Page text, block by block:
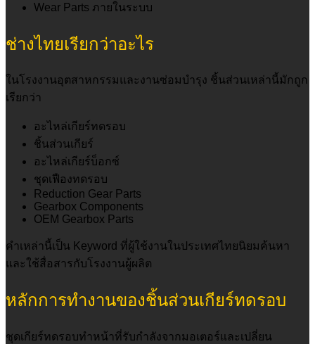
Wear Parts ภายในระบบ
ช่างไทยเรียกว่าอะไร
ในโรงงานอุตสาหกรรมและงานซ่อมบำรุง ชิ้นส่วนเหล่านี้มักถูก
เรียกว่า
อะไหล่เกียร์ทดรอบ
ชิ้นส่วนเกียร์
อะไหล่เกียร์บ็อกซ์
ชุดเฟืองทดรอบ
Reduction Gear Parts
Gearbox Components
OEM Gearbox Parts
คำเหล่านี้เป็น Keyword ที่ผู้ใช้งานในประเทศไทยนิยมค้นหา
และใช้สื่อสารกับโรงงานผู้ผลิต
หลักการทำงานของชิ้นส่วนเกียร์ทดรอบ
ชุดเกียร์ทดรอบทำหน้าที่รับกำลังจากมอเตอร์และเปลี่ยน